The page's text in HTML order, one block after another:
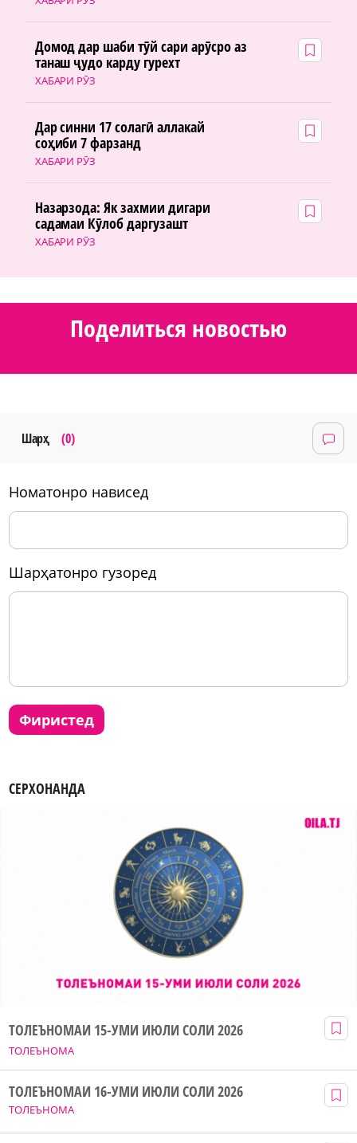
ХАБАРИ РӮЗ
Домод дар шаби тӯй сари арӯсро аз
танаш ҷудо карду гурехт
ХАБАРИ РӮЗ
Дар синни 17 солагӣ аллакай
соҳиби 7 фарзанд
ХАБАРИ РӮЗ
Назарзода: Як захмии дигари
садамаи Кӯлоб даргузашт
Поделиться новостью
Шарҳ (0)
номатонро нависед
шарҳатонро гузоред
фиристед
СЕРХОНАНДА
ТОЛЕЪНОМА
ТОЛЕЪНОМАИ 15-УМИ ИЮЛИ СОЛИ 2026
ТОЛЕЪНОМА
ТОЛЕЪНОМАИ 16-УМИ ИЮЛИ СОЛИ 2026